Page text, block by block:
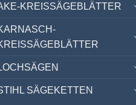
KREISSÄGEBLÄTTER
SÄGEKETTEN